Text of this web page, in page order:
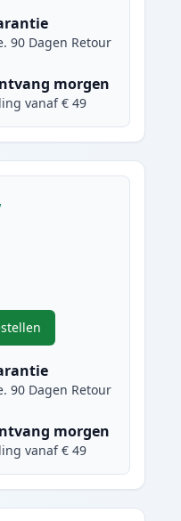
90 Dagen Retour
morgen
vanaf € 49
te passen
,2 stuks Brother LC1000M
90 Dagen Retour
morgen
vanaf € 49